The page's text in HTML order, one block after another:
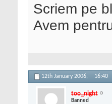
Scriem pe
Avem
12th January 2006, 16:40
too_night
Banned